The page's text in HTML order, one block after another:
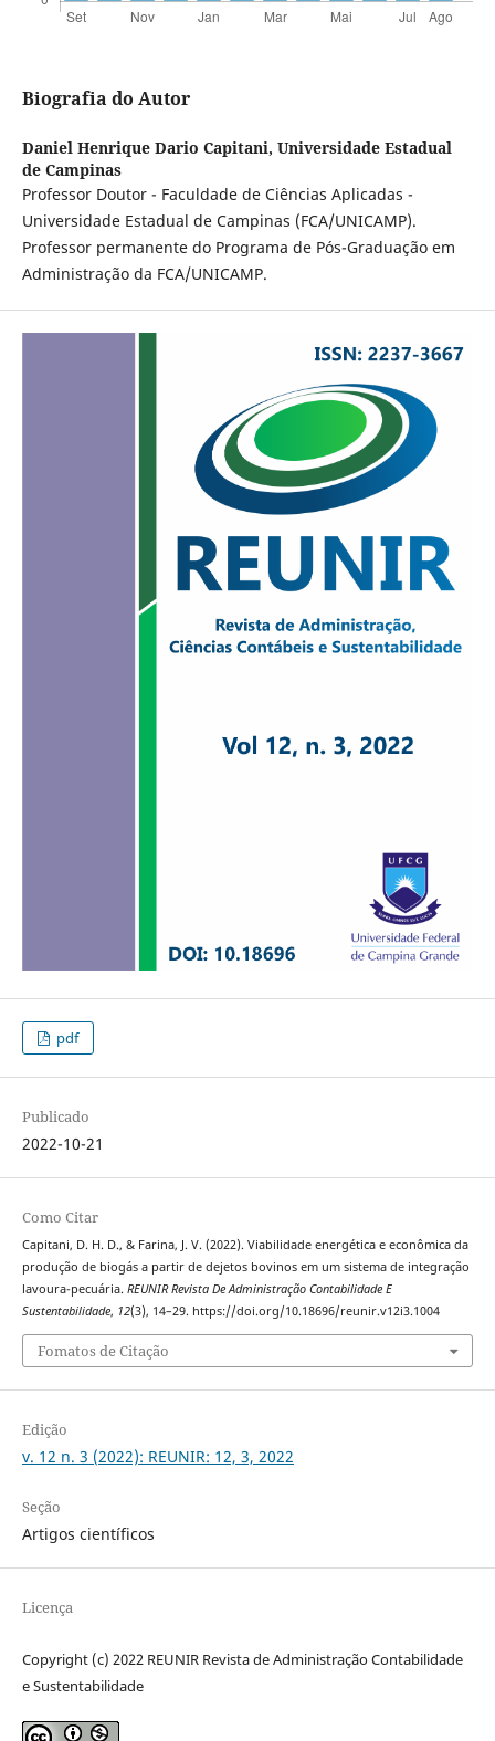
Biografia do Autor
Daniel Henrique Dario Capitani, Universidade Estadual
de Campinas
Professor Doutor - Faculdade de Ciências Aplicadas -
Universidade Estadual de Campinas (FCA/UNICAMP).
Professor permanente do Programa de Pós-Graduação em
Administração da FCA/UNICAMP.
pdf
Publicado
2022-10-21
Como Citar
Capitani, D. H. D., & Farina, J. V. (2022). Viabilidade energética e econômica da
produção de biogás a partir de dejetos bovinos em um sistema de integração
lavoura-pecuária. REUNIR Revista De Administração Contabilidade E
Sustentabilidade, 12(3), 14–29. https://doi.org/10.18696/reunir.v12i3.1004
Fomatos de Citação
Edição
v. 12 n. 3 (2022): REUNIR: 12, 3, 2022
Seção
Artigos científicos
Licença
Copyright (c) 2022 REUNIR Revista de Administração Contabilidade
e Sustentabilidade